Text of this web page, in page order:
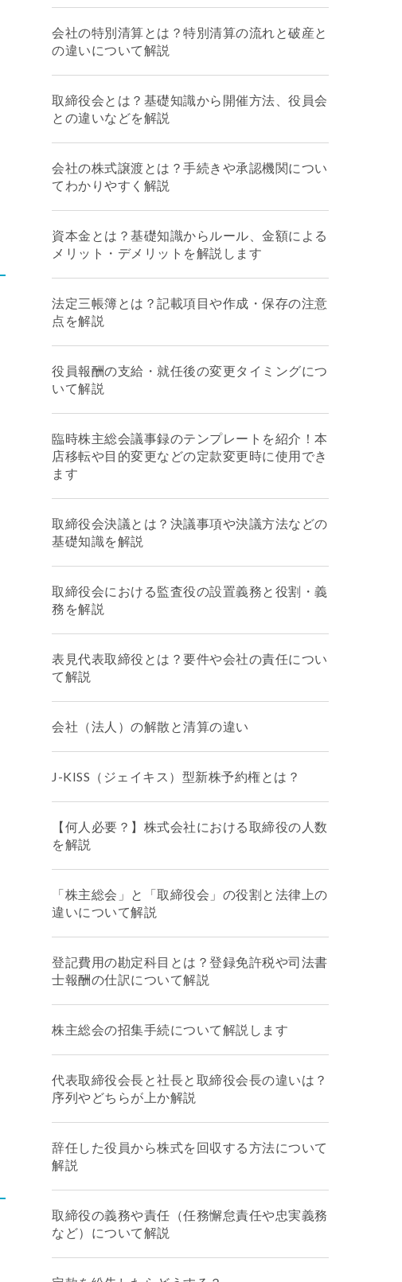
会社の特別清算とは？特別清算の流れと破産と
の違いについて解説
取締役会とは？基礎知識から開催方法、役員会
との違いなどを解説
会社の株式譲渡とは？手続きや承認機関につい
てわかりやすく解説
資本金とは？基礎知識からルール、金額による
メリット・デメリットを解説します
法定三帳簿とは？記載項目や作成・保存の注意
点を解説
役員報酬の支給・就任後の変更タイミングにつ
いて解説
臨時株主総会議事録のテンプレートを紹介！本
店移転や目的変更などの定款変更時に使用でき
ます
取締役会決議とは？決議事項や決議方法などの
基礎知識を解説
取締役会における監査役の設置義務と役割・義
務を解説
表見代表取締役とは？要件や会社の責任につい
て解説
会社（法人）の解散と清算の違い
J-KISS（ジェイキス）型新株予約権とは？
【何人必要？】株式会社における取締役の人数
を解説
「株主総会」と「取締役会」の役割と法律上の
違いについて解説
登記費用の勘定科目とは？登録免許税や司法書
士報酬の仕訳について解説
株主総会の招集手続について解説します
代表取締役会長と社長と取締役会長の違いは？
序列やどちらが上か解説
辞任した役員から株式を回収する方法について
解説
取締役の義務や責任（任務懈怠責任や忠実義務
など）について解説